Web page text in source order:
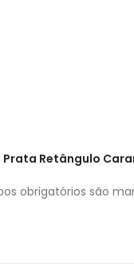
Retângulo
obrigatórios são